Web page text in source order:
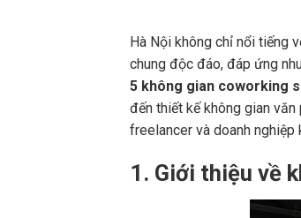
Hà Nội không chỉ nổi tiếng
chung độc đáo, đáp ứng
5 không gian coworking
đến thiết kế không gian
freelancer và doanh
1. Giới thiệu về